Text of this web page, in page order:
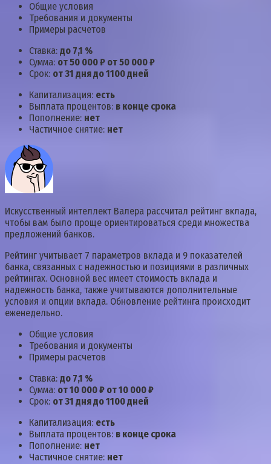
Общие условия
Требования и документы
Примеры расчетов
Ставка: до 7,1 %
Сумма: от 50 000 ₽ от 50 000 ₽
Срок: от 31 дня до 1100 дней
Капитализация: есть
Выплата процентов: в конце срока
Пополнение: нет
Частичное снятие: нет
Искусственный интеллект Валера рассчитал рейтинг вклада,
чтобы вам было проще ориентироваться среди множества
предложений банков.
Рейтинг учитывает 7 параметров вклада и 9 показателей
банка, связанных с надежностью и позициями в различных
рейтингах. Основной вес имеет стоимость вклада и
надежность банка, также учитываются дополнительные
условия и опции вклада. Обновление рейтинга происходит
еженедельно.
Общие условия
Требования и документы
Примеры расчетов
Ставка: до 7,1 %
Сумма: от 10 000 ₽ от 10 000 ₽
Срок: от 31 дня до 1100 дней
Капитализация: есть
Выплата процентов: в конце срока
Пополнение: нет
Частичное снятие: нет